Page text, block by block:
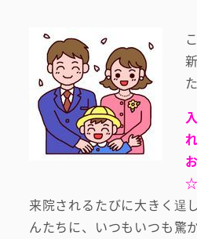
☆
来院されるたびに大きく逞
んたちに、いつもいつも驚